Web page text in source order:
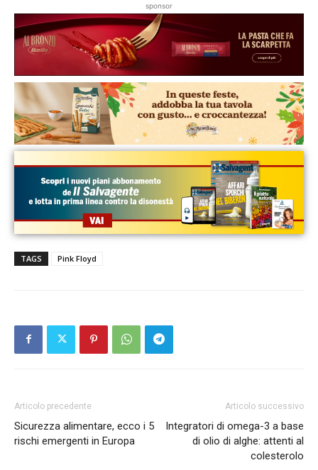
sponsor
TAGS Pink Floyd
Articolo precedente
Sicurezza alimentare, ecco i 5
rischi emergenti in Europa
Articolo successivo
Integratori di omega-3 a base
di olio di alghe: attenti al
colesterolo